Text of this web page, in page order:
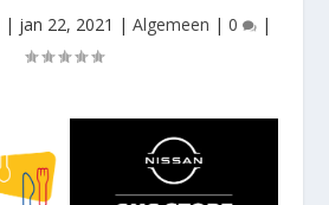
| jan 22, 2021 | Algemeen | 0 |